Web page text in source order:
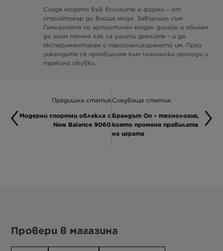
Следя модата във всичките ѝ форми – от
стрийтуеър до висша мода. Завършил съм
Гимназията по артистичен моден дизайн и обичам
да знам точно как са ушити дрехите – и да
експериментирам с персонализирането им. През
уикендите се прехвърлям към планински преходи и
трекинг обувки.
Предишна статия
Модерни спортни облекла с
New Balance 9060
Следваща статия
Брандът On – технология,
която променя правилата
на играта
Провери в магазина